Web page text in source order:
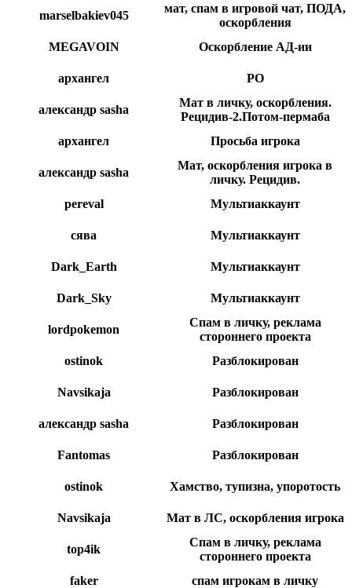
marselbakiev045
мат, спам в игровой чат, ПОДА,
оскорбления
MEGAVOIN
Оскорбление АД-ии
архангел РО
александр sasha
Мат в личку, оскорбления.
Рецидив-2.Потом-пермаба
архангел
Просьба игрока
александр sasha
Мат, оскорбления игрока в
личку. Рецидив.
pereval
Мультиаккаунт
сява Мультиаккаунт
Dark_Earth Мультиаккаунт
Dark_Sky Мультиаккаунт
lordpokemon
Спам в личку, реклама
стороннего проекта
ostinok
Разблокирован
Navsikaja Разблокирован
александр sasha Разблокирован
Fantomas Разблокирован
ostinok Хамство, тупизна, упоротость
Navsikaja Мат в ЛС, оскорбления игрока
top4ik
Спам в личку, реклама
стороннего проекта
faker
спам игрокам в личку